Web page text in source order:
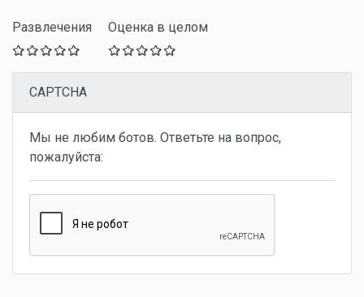
Развлечения Оценка в целом
CAPTCHA
Мы не любим ботов. Ответьте на вопрос,
пожалуйста: